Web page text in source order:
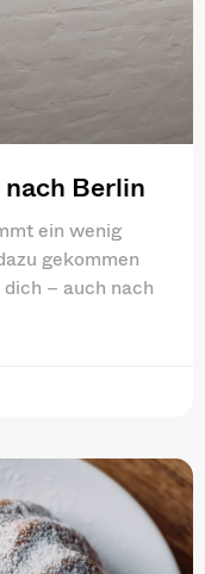
Berlin
ein wenig
gekommen
– auch nach